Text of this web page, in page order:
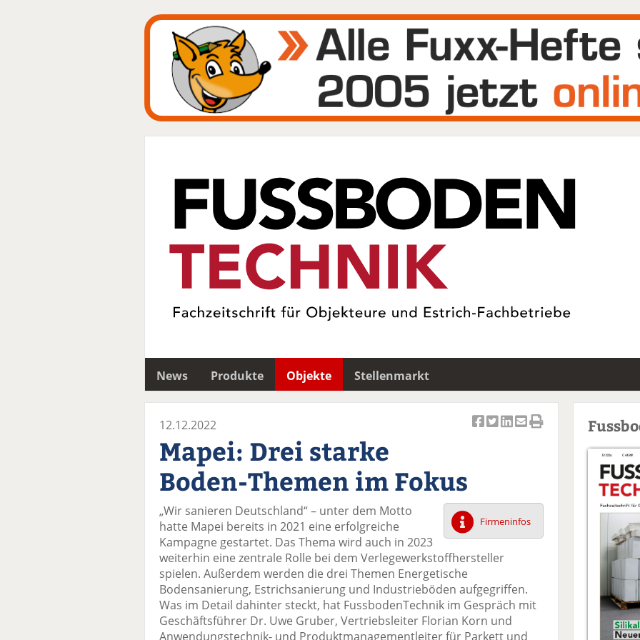
News Produkte Objekte
Stellenmarkt
a
uf
F
e
o
o
k
t
wi
tt
n
a
uf
Li
k
di
n
te
p
er
E
v
er
D
ru
ck
12.12.2022
Mapei: Drei starke
Boden-Themen im Fokus
Firmeninfos
„Wir sanieren Deutschland“ – unter dem Motto
hatte Mapei bereits in 2021 eine erfolgreiche
Kampagne gestartet. Das Thema wird auch in 2023
weiterhin eine zentrale Rolle bei dem Verlegewerkstoffhersteller
spielen. Außerdem werden die drei Themen Energetische
Bodensanierung, Estrichsanierung und Industrieböden aufgegriffen.
Was im Detail dahinter steckt, hat FussbodenTechnik im Gespräch mit
Geschäftsführer Dr. Uwe Gruber, Vertriebsleiter Florian Korn und
Anwendungstechnik- und Produktmanagementleiter für Parkett und